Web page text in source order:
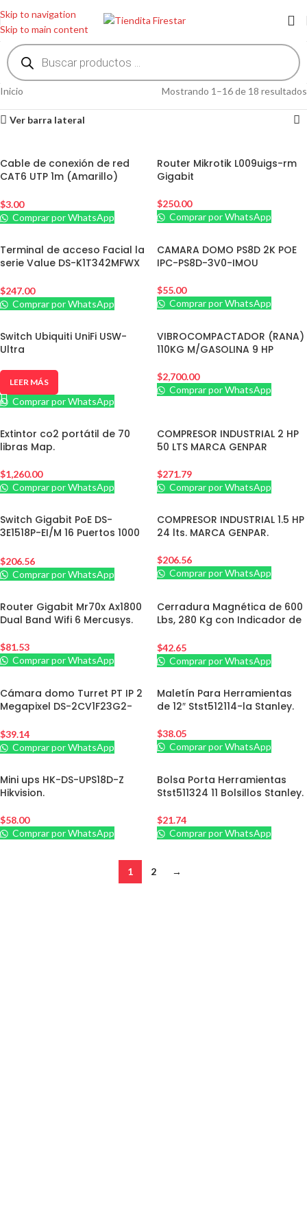
Skip to navigation
Skip to main content
Inicio Mostrando 1–16 de 18 resultados
Ver barra lateral
Cable de conexión de red
CAT6 UTP 1m (Amarillo)
$3.00
Comprar por WhatsApp
Router Mikrotik L009uigs-rm
Gigabit
$250.00
Comprar por WhatsApp
Terminal de acceso Facial la
serie Value DS-K1T342MFWX
$247.00
Comprar por WhatsApp
CAMARA DOMO PS8D 2K POE
IPC-PS8D-3V0-IMOU
$55.00
Comprar por WhatsApp
Switch Ubiquiti UniFi USW-
Ultra
LEER MÁS
Comprar por WhatsApp
VIBROCOMPACTADOR (RANA)
110KG M/GASOLINA 9 HP
$2,700.00
Comprar por WhatsApp
Extintor co2 portátil de 70
libras Map.
$1,260.00
Comprar por WhatsApp
COMPRESOR INDUSTRIAL 2 HP
50 LTS MARCA GENPAR
$271.79
Comprar por WhatsApp
Switch Gigabit PoE DS-
3E1518P-EI/M 16 Puertos 1000
$206.56
Comprar por WhatsApp
COMPRESOR INDUSTRIAL 1.5 HP
24 lts. MARCA GENPAR.
$206.56
Comprar por WhatsApp
Router Gigabit Mr70x Ax1800
Dual Band Wifi 6 Mercusys.
$81.53
Comprar por WhatsApp
Cerradura Magnética de 600
Lbs, 280 Kg con Indicador de
$42.65
Comprar por WhatsApp
Cámara domo Turret PT IP 2
Megapixel DS-2CV1F23G2-
$39.14
Comprar por WhatsApp
Maletín Para Herramientas
de 12″ Stst512114-la Stanley.
$38.05
Comprar por WhatsApp
Mini ups HK-DS-UPS18D-Z
Hikvision.
$58.00
Comprar por WhatsApp
Bolsa Porta Herramientas
Stst511324 11 Bolsillos Stanley.
$21.74
Comprar por WhatsApp
1 2 →